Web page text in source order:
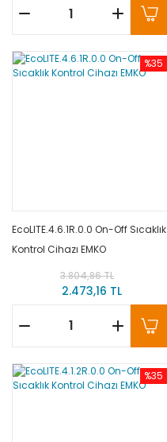
%35
EcoLITE.4.6.1R.0.0 On-Off Sıcaklık
Kontrol Cihazı EMKO
3.804,86 TL
2.473,16 TL
%35